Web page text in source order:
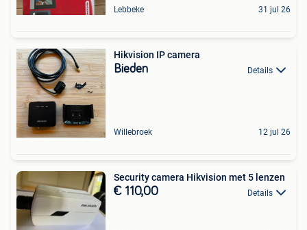
Lebbeke 31 jul 26
Hikvision IP camera
Bieden Details
Willebroek 12 jul 26
Security camera Hikvision met 5 lenzen
€ 110,00 Details